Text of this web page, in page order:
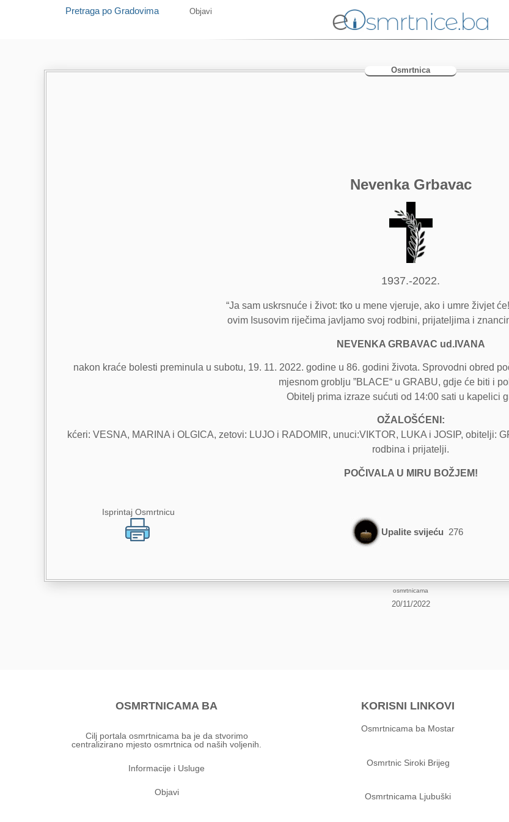
Pretraga po Gradovima Objavi
Osmrtnica
Nevenka Grbavac
1937.-2022.
“Ja sam uskrsnuće i život: tko u mene vjeruje, ako i umre živjet
ovim Isusovim riječima javljamo svoj rodbini, prijateljima i
NEVENKA GRBAVAC ud.IVANA
nakon kraće bolesti preminula u subotu, 19. 11. 2022. godine u 86. godini života. Sprovodni obred
mjesnom groblju ”BLACE“ u GRABU, gdje će biti i
Obitelj prima izraze sućuti od 14:00 sati u kapelici
OŽALOŠĆENI:
kćeri: VESNA, MARINA i OLGICA, zetovi: LUJO i RADOMIR, unuci:VIKTOR, LUKA i JOSIP, obitelji:
rodbina i prijatelji.
POČIVALA U MIRU BOŽJEM!
Isprintaj Osmrtnicu
Upalite svijeću 276
osmrtnicama
20/11/2022
OSMRTNICAMA BA
Cilj portala osmrtnicama ba je da stvorimo
centralizirano mjesto osmrtnica od naših voljenih.
Informacije i Usluge
Objavi
KORISNI LINKOVI
Osmrtnicama ba Mostar
Osmrtnic Siroki Brijeg
Osmrtnicama Ljubuški